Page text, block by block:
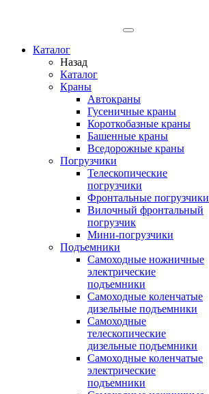
Каталог
Назад
Каталог
Краны
Автокраны
Гусеничные краны
Короткобазные краны
Башенные краны
Вcедорожные краны
Погрузчики
Телескопические
погрузчики
Фронтальные погрузчики
Вилочный фронтальный
погрузчик
Мини-погрузчики
Подъемники
Самоходные ножничные
электрические
подъемники
Самоходные коленчатые
дизельные подъемники
Самоходные
телескопические
дизельные подъемники
Самоходные коленчатые
электрические
подъемники